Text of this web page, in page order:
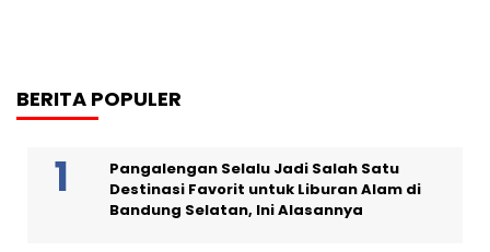
BERITA POPULER
Pangalengan Selalu Jadi Salah Satu
Destinasi Favorit untuk Liburan Alam di
Bandung Selatan, Ini Alasannya